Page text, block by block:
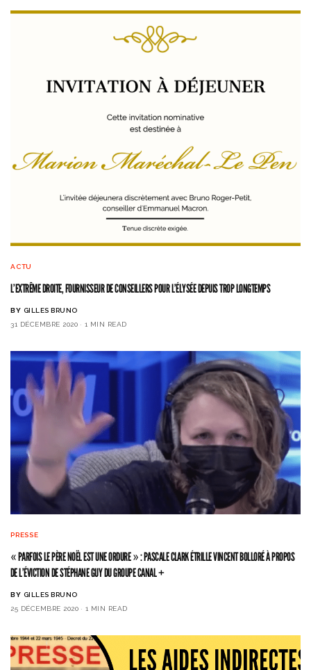
ACTU
L’EXTRÊME DROITE, FOURNISSEUR DE CONSEILLERS POUR L’ÉLYSÉE DEPUIS TROP LONGTEMPS
BY GILLES BRUNO
31 DÉCEMBRE 2020
1 MIN READ
PRESSE
« PARFOIS LE PÈRE NOËL EST UNE ORDURE » : PASCALE CLARK ÉTRILLE VINCENT BOLLORÉ À PROPOS
DE L’ÉVICTION DE STÉPHANE GUY DU GROUPE CANAL +
BY GILLES BRUNO
25 DÉCEMBRE 2020
1 MIN READ